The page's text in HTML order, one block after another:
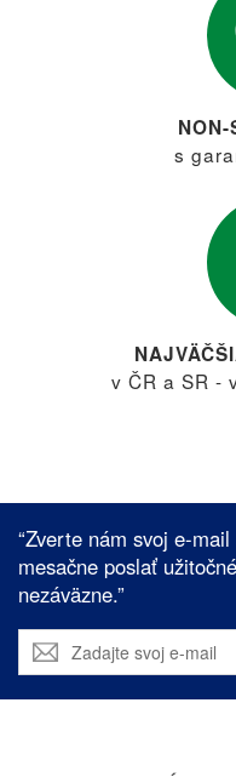
NON-
s
v ČR a SR -
“Zverte nám svoj e-
mesačne poslať
nezáväzne.”